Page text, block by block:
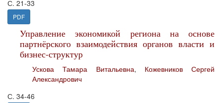
С. 21-33
PDF
Управление экономикой региона на основе
партнёрского взаимодействия органов власти и
бизнес-структур
Ускова Тамара Витальевна, Кожевников Сергей
Александрович
С. 34-46